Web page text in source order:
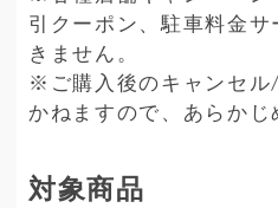
引クーポン、駐車料金
きません。
※ご購入後のキャンセ
かねますので、あらかじ
対象商品